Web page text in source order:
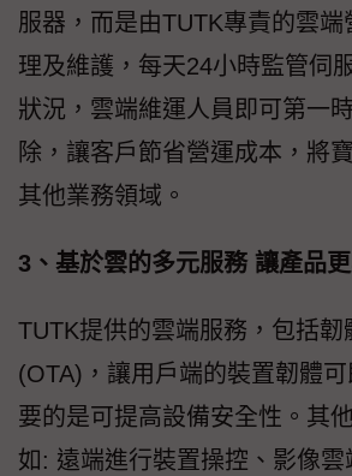
服器，而是由TUTK專責的雲端
理及維護，每天24小時監管伺
狀況，雲端維運人員即可第一
除，讓客戶節省營運成本，將
其他業務領域。
3、基於雲的多元服務 讓產品
TUTK提供的雲端服務，包括韌
(OTA)，讓用戶端的裝置韌體
要的是可提高設備安全性。其
如: 遠端進行裝置操控、影像